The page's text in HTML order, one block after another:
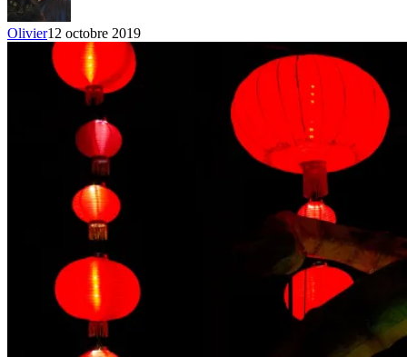
Olivier12 octobre 2019